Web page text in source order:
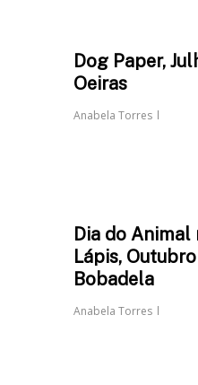
Dog Paper,
Oeiras
Anabela Torres
Dia do Animal
Lápis, Outubro
Bobadela
Anabela Torres